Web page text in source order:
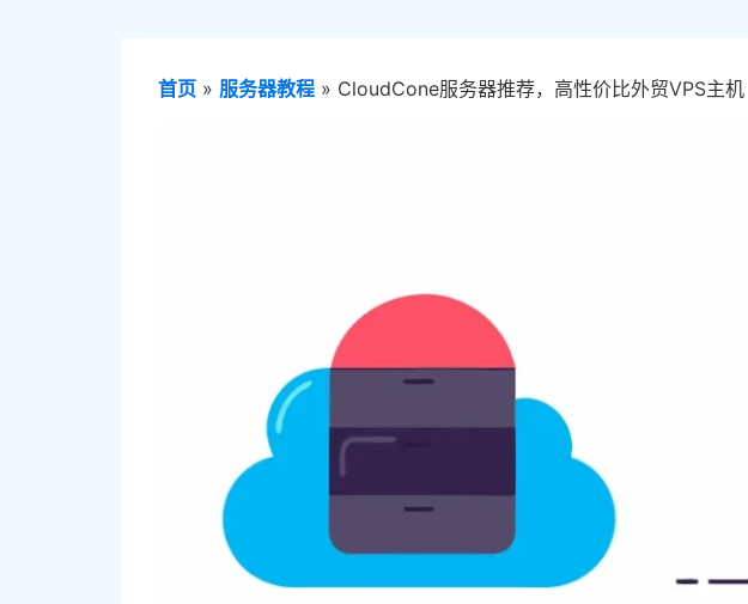
首页 » 服务器教程 » CloudCone服务器推荐，高性价比外贸VPS主机